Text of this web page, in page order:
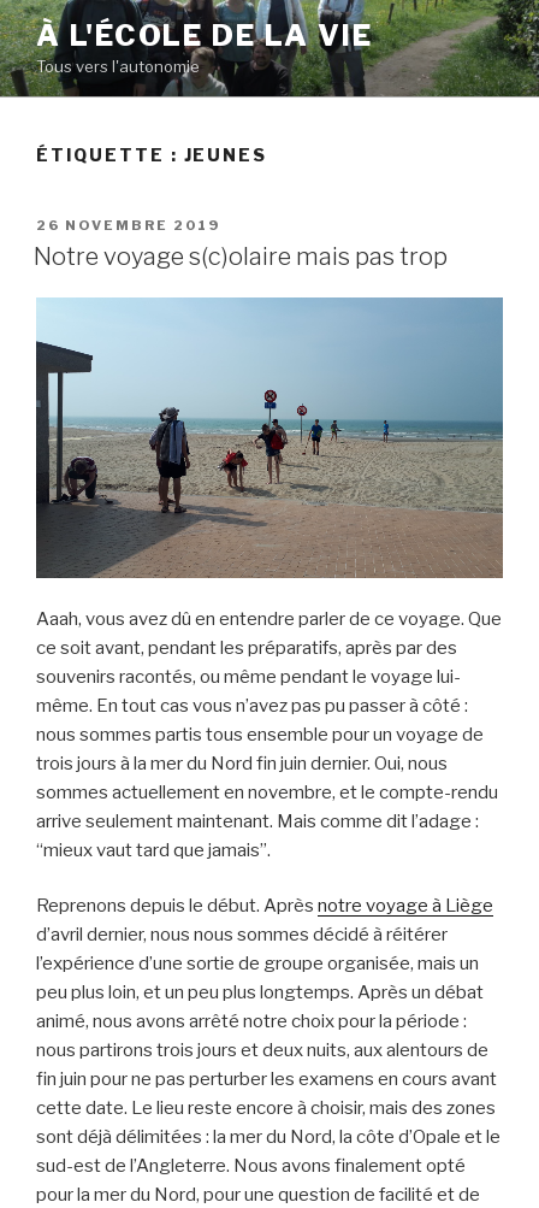
Aller
au
contenu
principal
À L'ÉCOLE DE LA VIE
Tous vers l'autonomie
ÉTIQUETTE : JEUNES
PUBLIÉ
LE
26 NOVEMBRE 2019
Notre voyage s(c)olaire mais pas trop
Aaah, vous avez dû en entendre parler de ce voyage. Que
ce soit avant, pendant les préparatifs, après par des
souvenirs racontés, ou même pendant le voyage lui-
même. En tout cas vous n’avez pas pu passer à côté :
nous sommes partis tous ensemble pour un voyage de
trois jours à la mer du Nord fin juin dernier. Oui, nous
sommes actuellement en novembre, et le compte-rendu
arrive seulement maintenant. Mais comme dit l’adage :
“mieux vaut tard que jamais”.
Reprenons depuis le début. Après notre voyage à Liège
d’avril dernier, nous nous sommes décidé à réitérer
l’expérience d’une sortie de groupe organisée, mais un
peu plus loin, et un peu plus longtemps. Après un débat
animé, nous avons arrêté notre choix pour la période :
nous partirons trois jours et deux nuits, aux alentours de
fin juin pour ne pas perturber les examens en cours avant
cette date. Le lieu reste encore à choisir, mais des zones
sont déjà délimitées : la mer du Nord, la côte d’Opale et le
sud-est de l’Angleterre. Nous avons finalement opté
pour la mer du Nord, pour une question de facilité et de